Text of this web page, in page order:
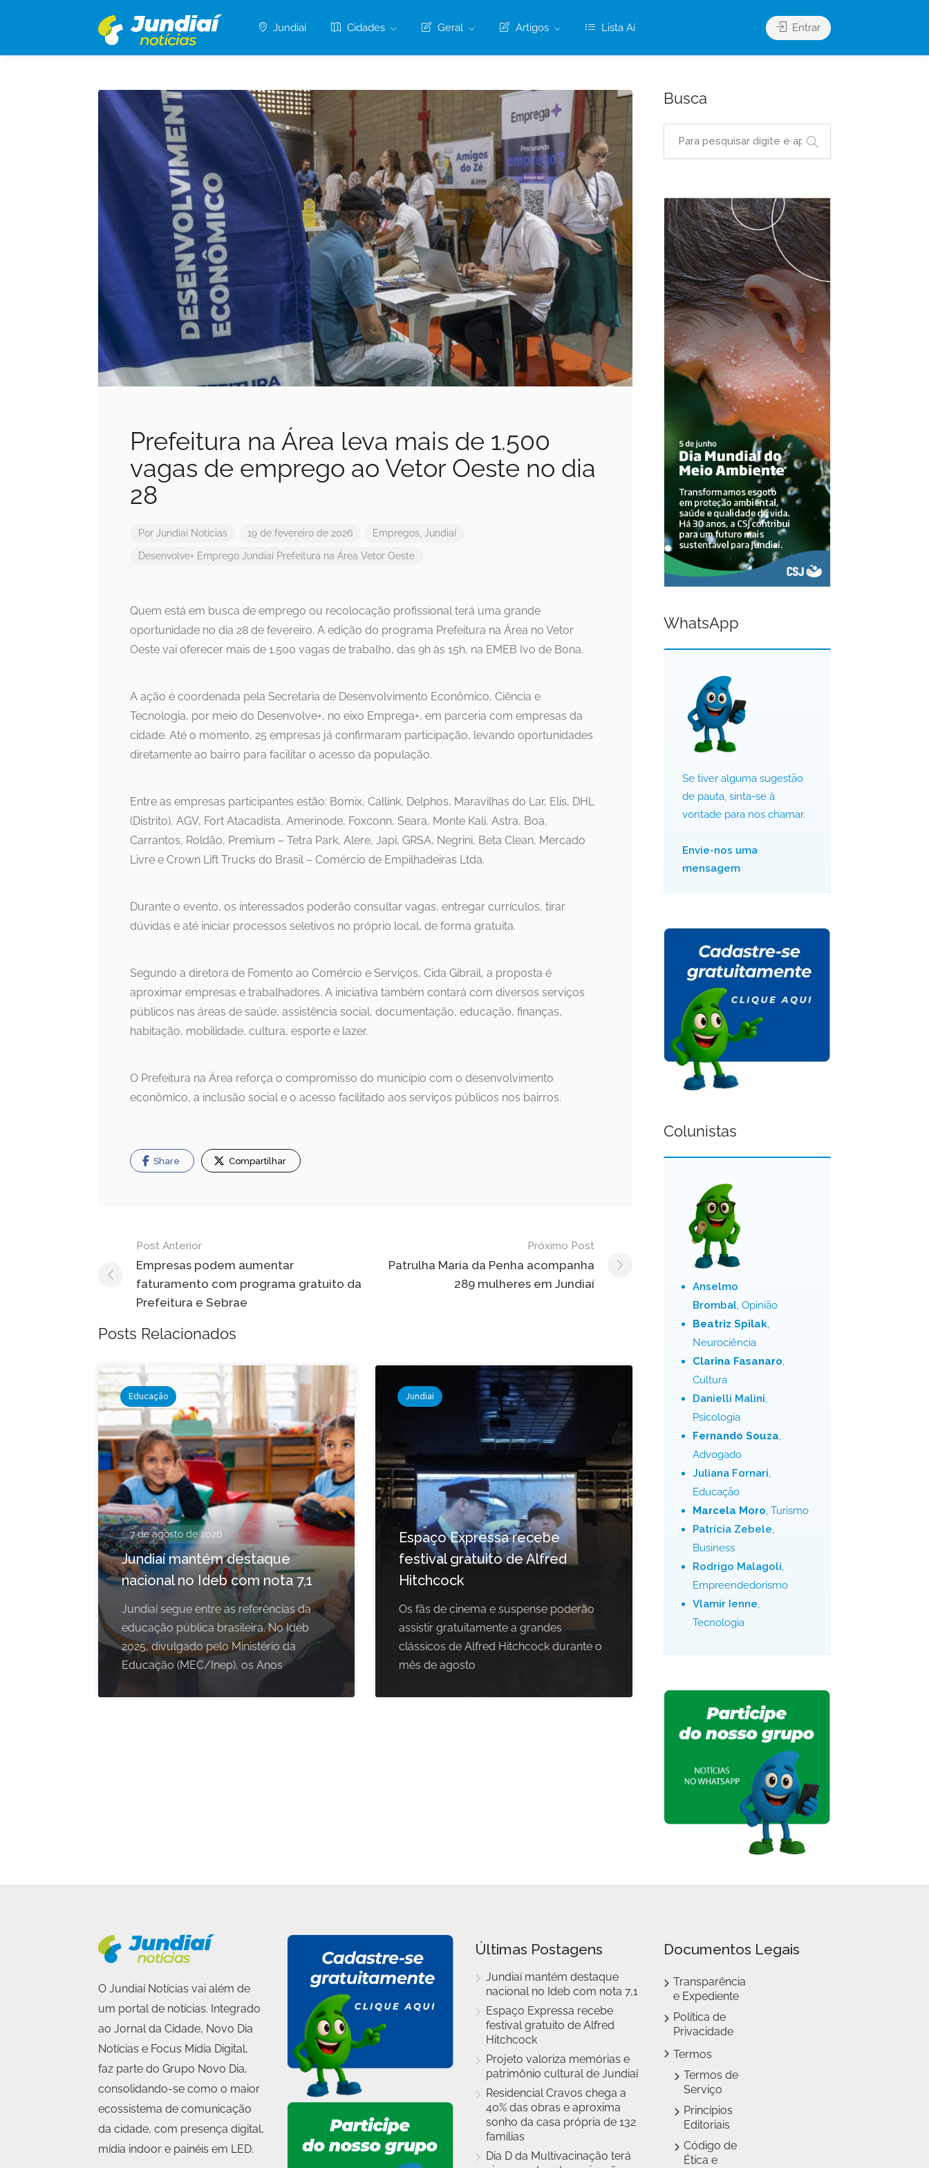
Jundiaí Cidades Geral Artigos Lista Aí Entrar
Prefeitura na Área leva mais de 1.500
vagas de emprego ao Vetor Oeste no dia
28
Por Jundiaí Notícias 19 de fevereiro de 2026 Empregos Jundiaí
Desenvolve+ Emprego Jundiaí Prefeitura na Área Vetor Oeste
Quem está em busca de emprego ou recolocação profissional terá uma grande
oportunidade no dia 28 de fevereiro. A edição do programa Prefeitura na Área no Vetor
Oeste vai oferecer mais de 1.500 vagas de trabalho, das 9h às 15h, na EMEB Ivo de Bona.
A ação é coordenada pela Secretaria de Desenvolvimento Econômico, Ciência e
Tecnologia, por meio do Desenvolve+, no eixo Emprega+, em parceria com empresas da
cidade. Até o momento, 25 empresas já confirmaram participação, levando oportunidades
diretamente ao bairro para facilitar o acesso da população.
Entre as empresas participantes estão: Bomix, Callink, Delphos, Maravilhas do Lar, Elis, DHL
(Distrito), AGV, Fort Atacadista, Amerinode, Foxconn, Seara, Monte Kali, Astra, Boa,
Carrantos, Roldão, Premium – Tetra Park, Alere, Japi, GRSA, Negrini, Beta Clean, Mercado
Livre e Crown Lift Trucks do Brasil – Comércio de Empilhadeiras Ltda.
Durante o evento, os interessados poderão consultar vagas, entregar currículos, tirar
dúvidas e até iniciar processos seletivos no próprio local, de forma gratuita.
Segundo a diretora de Fomento ao Comércio e Serviços, Cida Gibrail, a proposta é
aproximar empresas e trabalhadores. A iniciativa também contará com diversos serviços
públicos nas áreas de saúde, assistência social, documentação, educação, finanças,
habitação, mobilidade, cultura, esporte e lazer.
O Prefeitura na Área reforça o compromisso do município com o desenvolvimento
econômico, a inclusão social e o acesso facilitado aos serviços públicos nos bairros.
Share Compartilhar
Navegação
de
Post
Post Anterior
Empresas podem aumentar
faturamento com programa gratuito da
Prefeitura e Sebrae
Próximo Post
Patrulha Maria da Penha acompanha
289 mulheres em Jundiaí
Posts Relacionados
Educação
7 de agosto de 2026
Jundiaí mantém destaque
nacional no Ideb com nota 7,1
Jundiaí segue entre as referências da
educação pública brasileira. No Ideb
2025, divulgado pelo Ministério da
Educação (MEC/Inep), os Anos
Jundiaí
Espaço Expressa recebe
festival gratuito de Alfred
Hitchcock
Os fãs de cinema e suspense poderão
assistir gratuitamente a grandes
clássicos de Alfred Hitchcock durante o
mês de agosto
Busca
WhatsApp
Se tiver alguma sugestão
de pauta, sinta-se à
vontade para nos chamar.
Envie-nos uma
mensagem
Colunistas
Anselmo
Brombal, Opinião
Beatriz Spilak,
Neurociência
Clarina Fasanaro,
Cultura
Danielli Malini,
Psicologia
Fernando Souza,
Advogado
Juliana Fornari,
Educação
Marcela Moro, Turismo
Patrícia Zebele,
Business
Rodrigo Malagoli,
Empreendedorismo
Vlamir Ienne,
Tecnologia
O Jundiaí Notícias vai além de
um portal de notícias. Integrado
ao Jornal da Cidade, Novo Dia
Notícias e Focus Mídia Digital,
faz parte do Grupo Novo Dia,
consolidando-se como o maior
ecossistema de comunicação
da cidade, com presença digital,
mídia indoor e painéis em LED.
Últimas Postagens
Jundiaí mantém destaque
nacional no Ideb com nota 7,1
Espaço Expressa recebe
festival gratuito de Alfred
Hitchcock
Projeto valoriza memórias e
patrimônio cultural de Jundiaí
Residencial Cravos chega a
40% das obras e aproxima
sonho da casa própria de 132
famílias
Dia D da Multivacinação terá
Documentos Legais
Transparência
e Expediente
Política de
Privacidade
Termos
Termos de
Serviço
Princípios
Editoriais
Código de
Ética e